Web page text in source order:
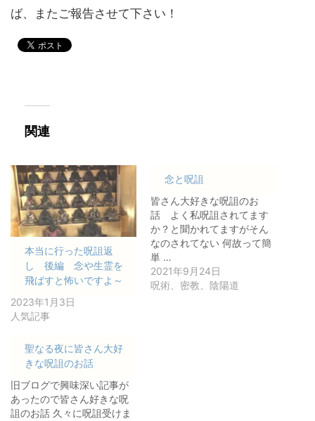
ば、またご報告させて下さい！
関連
本当に行った呪詛返
し 後編 念や生霊を
飛ばすと怖いですよ～
2023年1月3日
人気記事
念と呪詛
皆さん大好きな呪詛のお
話 よく私呪詛されてます
か？と聞かれてますがそん
なのされてない 何故って簡
単 …
2021年9月24日
呪術、密教、陰陽道
聖なる夜に皆さん大好
きな呪詛のお話
旧ブログで興味深い記事が
あったので皆さん好きな呪
詛のお話 久々に呪詛受けま